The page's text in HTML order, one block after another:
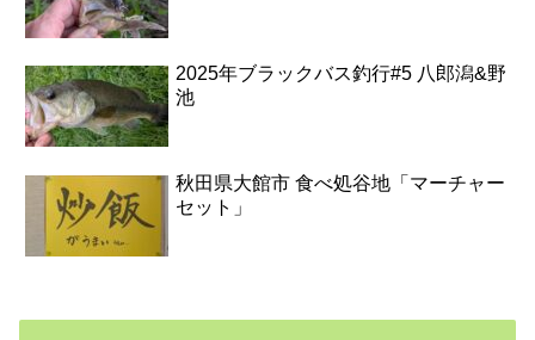
2025年ブラックバス釣行#5 八郎潟&野
池
秋田県大館市 食べ処谷地「マーチャー
セット」